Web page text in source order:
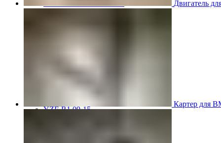
XV750 Virago 85-87
YZF-R1 00-01
YZF-R1 07-08
YZF-R1 09-15
Двигатель
Картер для